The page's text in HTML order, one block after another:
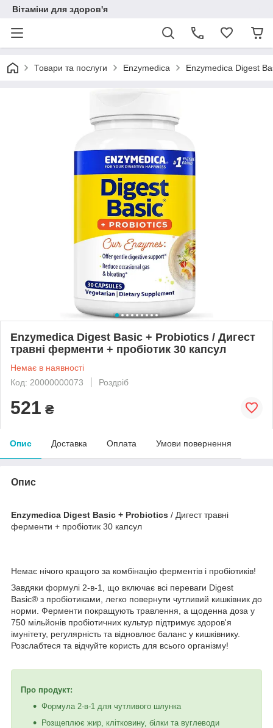
Вітаміни для здоров'я
Товари та послуги Enzymedica Enzymedica Digest
Enzymedica Digest Basic + Probiotics / Дигест
травні ферменти + пробіотик 30 капсул
Немає в наявності
Код: 20000000073
Роздріб
521 ₴
Опис Доставка Оплата Умови повернення
Опис
Enzymedica Digest Basic + Probiotics / Дигест травні
ферменти + пробіотик 30 капсул
Немає нічого кращого за комбінацію ферментів і пробіотиків!
Завдяки формулі 2-в-1, що включає всі переваги Digest
Basic® з пробіотиками, легко повернути чутливий кишківник до
норми. Ферменти покращують травлення, а щоденна доза у
750 мільйонів пробіотичних культур підтримує здоров'я
імунітету, регулярність та відновлює баланс у кишківнику.
Розслабтеся та відчуйте користь для всього організму!
Про продукт:
Формула 2-в-1 для чутливого шлунка
Розщеплює жир, клітковину, білки та вуглеводи